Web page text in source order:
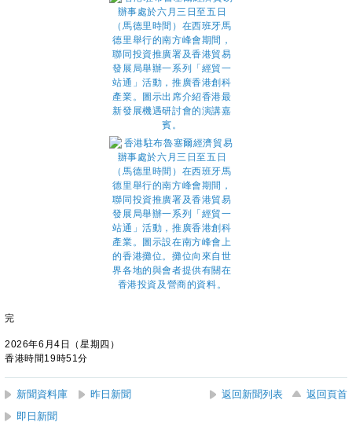
完
2026年6月4日（星期四）
香港時間19時51分
新聞資料庫 昨日新聞 返回新聞列表
返回頁首
即日新聞